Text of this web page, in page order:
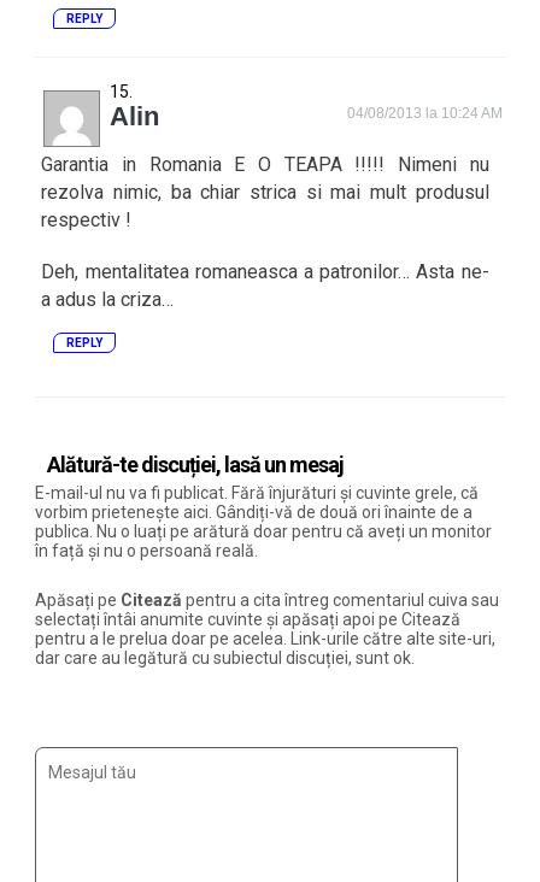
REPLY
Alin 04/08/2013 la 10:24 AM
Garantia in Romania E O TEAPA !!!!! Nimeni nu
rezolva nimic, ba chiar strica si mai mult produsul
respectiv !
Deh, mentalitatea romaneasca a patronilor… Asta ne-
a adus la criza…
REPLY
Alătură-te discuției, lasă un mesaj
E-mail-ul nu va fi publicat. Fără înjurături și cuvinte grele, că
vorbim prietenește aici. Gândiți-vă de două ori înainte de a
publica. Nu o luați pe arătură doar pentru că aveți un monitor
în față și nu o persoană reală.
Apăsați pe Citează pentru a cita întreg comentariul cuiva sau
selectați întâi anumite cuvinte și apăsați apoi pe Citează
pentru a le prelua doar pe acelea. Link-urile către alte site-uri,
dar care au legătură cu subiectul discuției, sunt ok.